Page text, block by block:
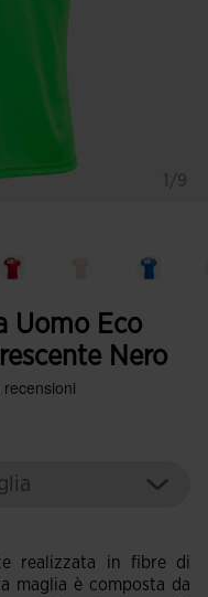
Uomo Eco
Nero
realizzata in fibre di
maglia è composta da